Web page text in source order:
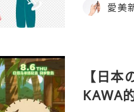
分邏輯和
愛美
【日
KAWA